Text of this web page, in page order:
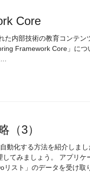
Core
た内部技術の教育コンテン
Framework Core」につ
の…
（3）
動化する方法を紹介しま
アプリケーションが実
サーバーから「ToDoリスト」のデータを受